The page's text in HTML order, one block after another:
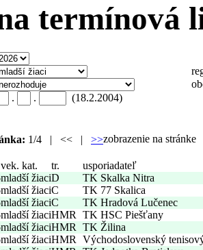
termínová
. . (18.2.2004)
1/4 | << | >>zobrazenie na
vek. kat. tr.
usporiadateľ
mladší žiaciD
TK Skalka Nitra
mladší žiaciC
TK 77 Skalica
mladší žiaciC
TK Hradová Lučenec
mladší žiaciHMR
TK HSC Piešťany
mladší žiaciHMR
TK Žilina
mladší žiaciHMR
Východoslovenský